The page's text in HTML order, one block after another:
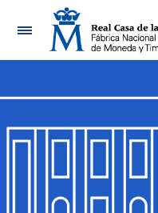
Navigation
Show/Hide
Show/Hide